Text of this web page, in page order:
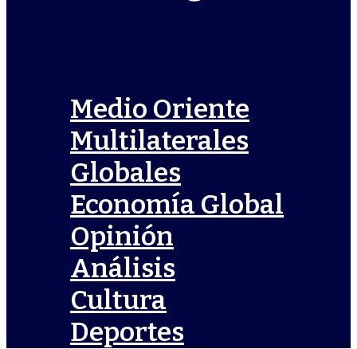
Medio Oriente
Multilaterales
Globales
Economía Global
Opinión
Análisis
Cultura
Deportes